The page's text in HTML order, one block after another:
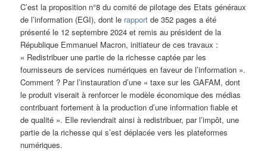
C’est la proposition n°8 du comité de pilotage des Etats généraux
de l’information (EGI), dont le rapport de 352 pages a été
présenté le 12 septembre 2024 et remis au président de la
République Emmanuel Macron, initiateur de ces travaux :
« Redistribuer une partie de la richesse captée par les
fournisseurs de services numériques en faveur de l’information ».
Comment ? Par l’instauration d’une « taxe sur les GAFAM, dont
le produit viserait à renforcer le modèle économique des médias
contribuant fortement à la production d’une information fiable et
de qualité ». Elle reviendrait ainsi à redistribuer, par l’impôt, une
partie de la richesse qui s’est déplacée vers les plateformes
numériques.